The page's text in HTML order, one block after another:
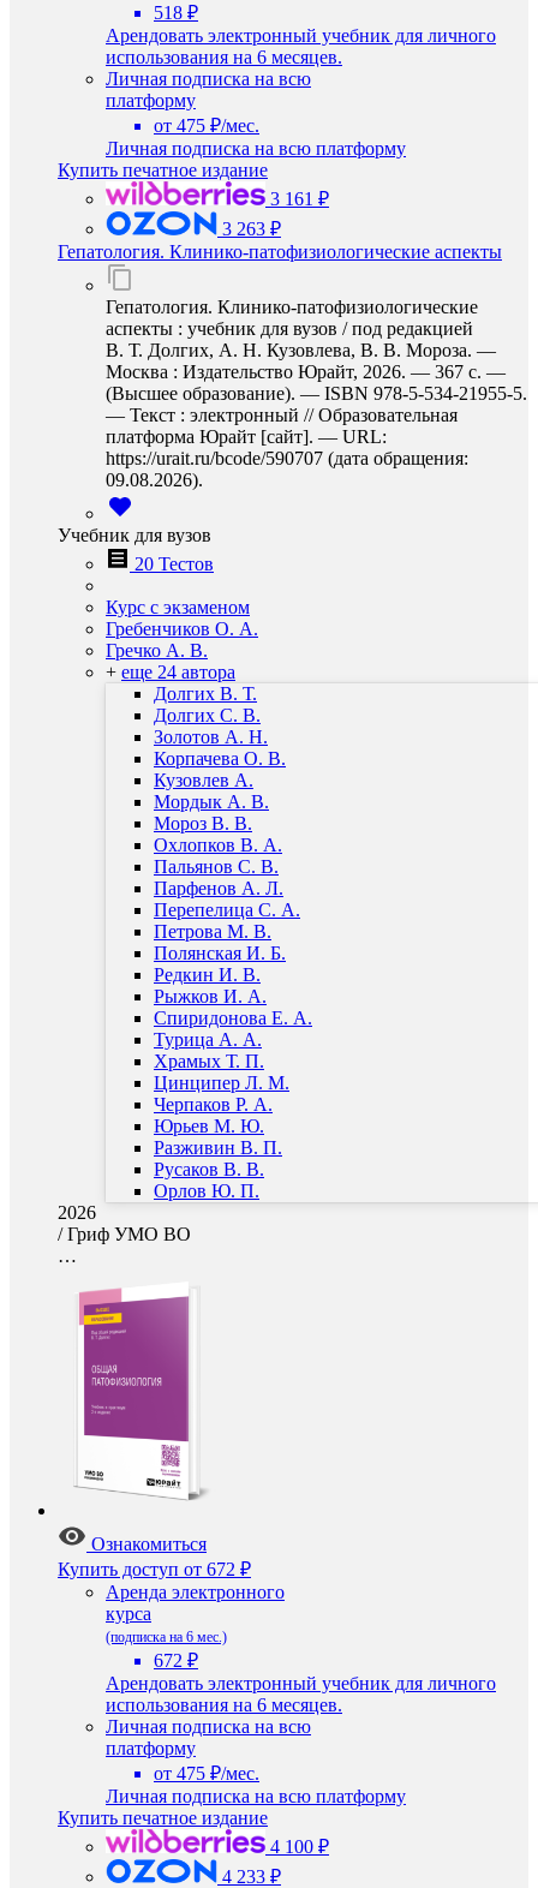
518 ₽
Арендовать электронный учебник для личного
использования на 6 месяцев.
Личная подписка на всю
платформу
от 475 ₽/мес.
Личная подписка на всю платформу
Купить печатное издание
3 161 ₽
3 263 ₽
Гепатология. Клинико-патофизиологические аспекты
Гепатология. Клинико-патофизиологические
аспекты : учебник для вузов / под редакцией
В. Т. Долгих, А. Н. Кузовлева, В. В. Мороза. —
Москва : Издательство Юрайт, 2026. — 367 с. —
(Высшее образование). — ISBN 978-5-534-21955-5.
— Текст : электронный // Образовательная
платформа Юрайт [сайт]. — URL:
https://urait.ru/bcode/590707 (дата обращения:
09.08.2026).
Учебник для вузов
20 Тестов
Курс с экзаменом
Гребенчиков О. А.
Гречко А. В.
+ еще 24 автора
Долгих В. Т.
Долгих С. В.
Золотов А. Н.
Корпачева О. В.
Кузовлев А.
Мордык А. В.
Мороз В. В.
Охлопков В. А.
Пальянов С. В.
Парфенов А. Л.
Перепелица С. А.
Петрова М. В.
Полянская И. Б.
Редкин И. В.
Рыжков И. А.
Спиридонова Е. А.
Турица А. А.
Храмых Т. П.
Цинципер Л. М.
Черпаков Р. А.
Юрьев М. Ю.
Разживин В. П.
Русаков В. В.
Орлов Ю. П.
2026
/Гриф УМО ВО
…
Ознакомиться
Купить доступ от 672 ₽
Аренда электронного
курса
(подписка на 6 мес.)
672 ₽
Арендовать электронный учебник для личного
использования на 6 месяцев.
Личная подписка на всю
платформу
от 475 ₽/мес.
Личная подписка на всю платформу
Купить печатное издание
4 100 ₽
4 233 ₽